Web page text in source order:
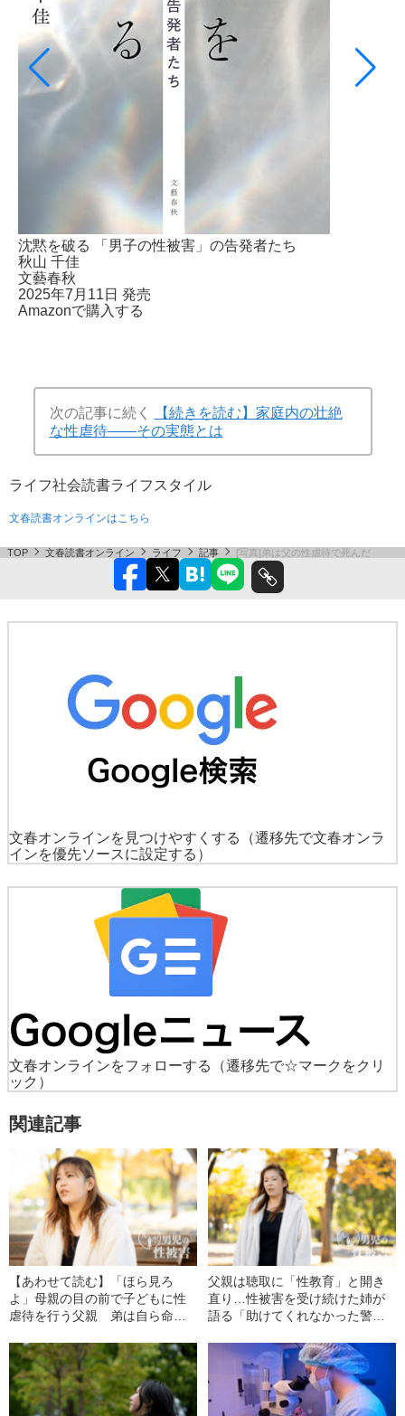
沈黙を破る 「男子の性被害」の告発者たち
秋山 千佳
文藝春秋
2025年7月11日 発売
Amazonで購入する
次の記事に続く
【続きを読む】家庭内の壮絶
な性虐待――その実態とは
ライフ社会読書ライフスタイル
文春読書オンラインはこちら
TOP 文春読書オンライン ライフ 記事 [写真]弟は父の性虐待で死んだ
文春オンラインを見つけやすくする
（遷移先で文春オンラ
インを優先ソースに設定する）
文春オンラインをフォローする
（遷移先で☆マークをクリ
ック）
関連記事
【あわせて読む】「ほら見ろ
よ」母親の目の前で子どもに性
虐待を行う父親 弟は自ら命を
父親は聴取に「性教育」と開き
直り…性被害を受け続けた姉が
語る「助けてくれなかった警察